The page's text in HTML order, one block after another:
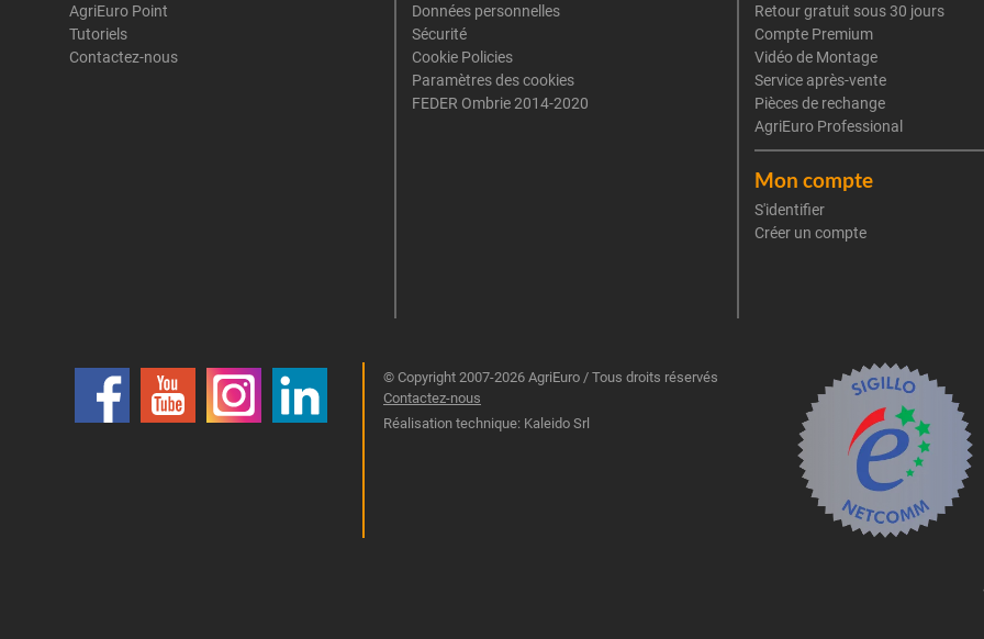
AgriEuro Point
Tutoriels
Contactez-nous
Données personnelles
Sécurité
Cookie Policies
Paramètres des cookies
FEDER Ombrie 2014-2020
Retour gratuit sous 30 jours
Compte Premium
Vidéo de Montage
Service après-vente
Pièces de rechange
AgriEuro Professional
Mon compte
S'identifier
Créer un compte
© Copyright 2007-2026 AgriEuro / Tous droits réservés
Contactez-nous
Réalisation technique: Kaleido Srl